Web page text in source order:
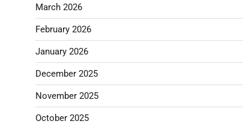
March 2026
February 2026
January 2026
December 2025
November 2025
October 2025